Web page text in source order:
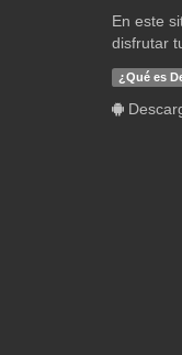
En este
disfrutar
¿Qué es